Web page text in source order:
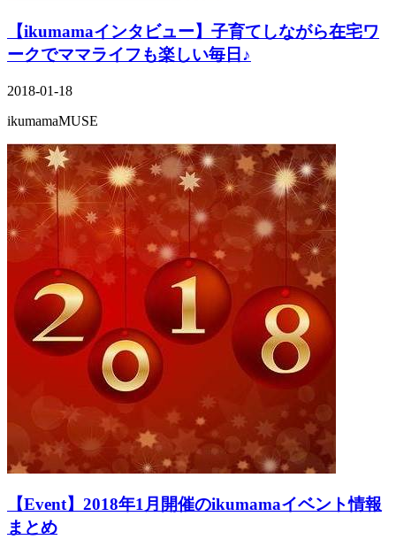
【ikumamaインタビュー】子育てしながら在宅ワ
ークでママライフも楽しい毎日♪
2018-01-18
ikumamaMUSE
【Event】2018年1月開催のikumamaイベント情報
まとめ